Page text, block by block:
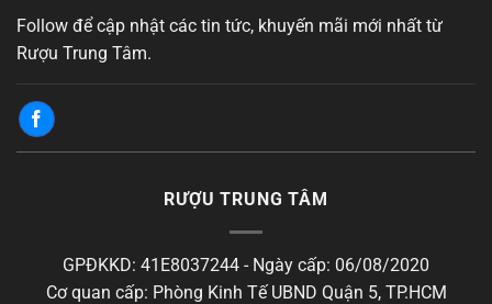
Follow để cập nhật các tin tức, khuyến mãi mới nhất từ
Rượu Trung Tâm.
RƯỢU TRUNG TÂM
GPĐKKD: 41E8037244 - Ngày cấp: 06/08/2020
Cơ quan cấp: Phòng Kinh Tế UBND Quận 5, TP.HCM